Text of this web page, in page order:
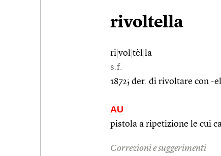
rivoltella
ri vol tèl la
s.f.
1872; der. di rivoltare con -
AU
pistola a ripetizione le cui
Correzioni e suggerimenti